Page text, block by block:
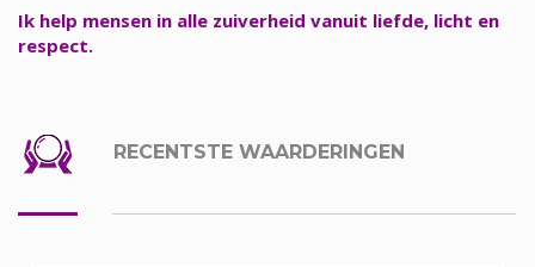
Ik help mensen in alle zuiverheid vanuit liefde, licht en
respect.
RECENTSTE WAARDERINGEN